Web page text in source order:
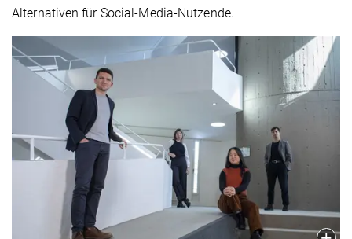
Alternativen für Social-Media-Nutzende.